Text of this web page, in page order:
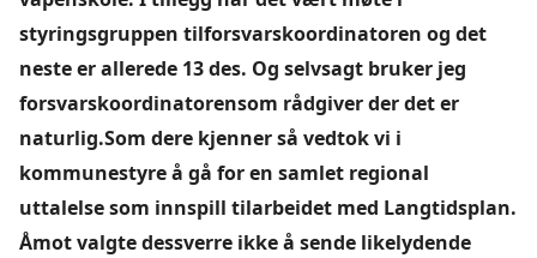
styringsgruppen tilforsvarskoordinatoren og det
neste er allerede 13 des. Og selvsagt bruker jeg
forsvarskoordinatorensom rådgiver der det er
naturlig.Som dere kjenner så vedtok vi i
kommunestyre å gå for en samlet regional
uttalelse som innspill tilarbeidet med Langtidsplan.
Åmot valgte dessverre ikke å sende likelydende